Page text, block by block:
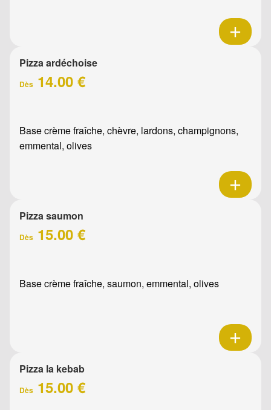
Pizza ardéchoise
Dès 14.00 €
Base crème fraîche, chèvre, lardons, champignons,
emmental, olives
Pizza saumon
Dès 15.00 €
Base crème fraîche, saumon, emmental, olives
Pizza la kebab
Dès 15.00 €